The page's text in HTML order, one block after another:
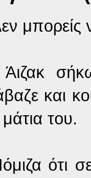
μπορείς
και
του.
ότι